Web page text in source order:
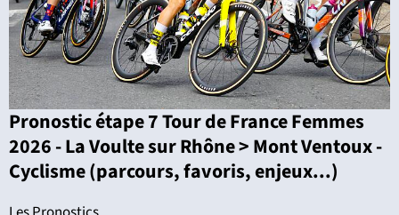
Pronostic étape 7 Tour de France Femmes
2026 - La Voulte sur Rhône > Mont Ventoux -
Cyclisme (parcours, favoris, enjeux...)